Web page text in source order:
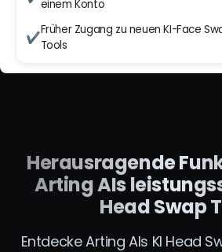
einem Konto
✔Früher Zugang zu neuen KI-Face
Tools
Herausragende
Arting AIs
Head Swap
Entdecke Arting AIs KI Head